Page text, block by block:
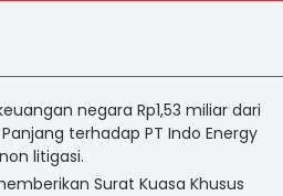
negara Rp1,53 miliar dari
terhadap PT Indo Energy
litigasi.
Surat Kuasa Khusus